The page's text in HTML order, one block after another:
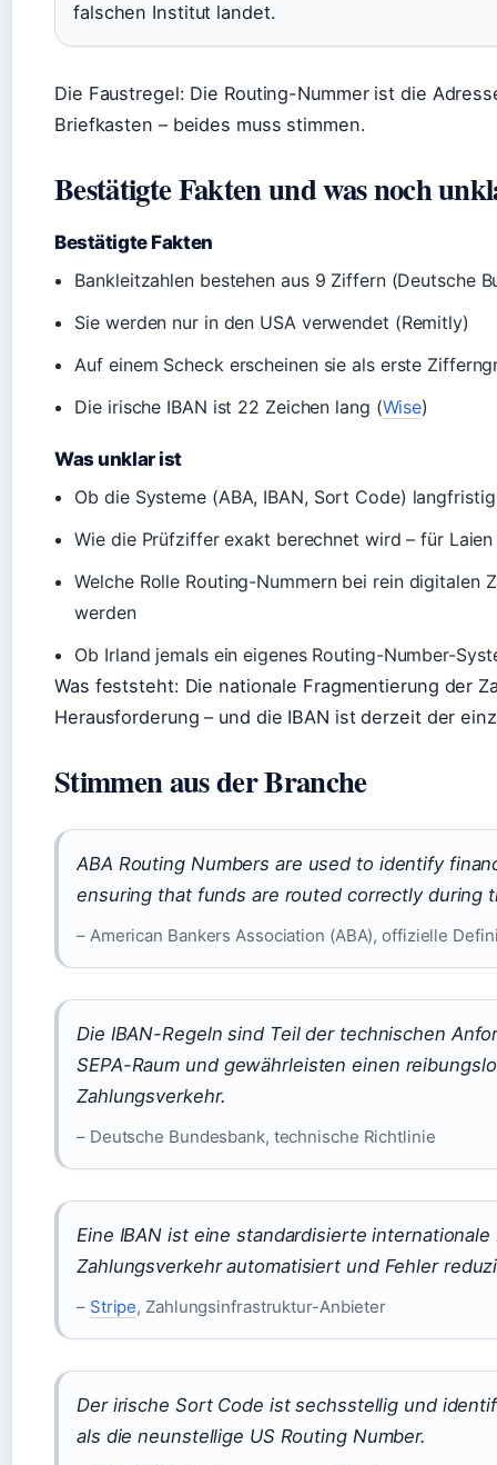
falschen Institut landet.
Die Faustregel: Die Routing-Nummer ist die
Briefkasten – beides muss stimmen.
Bestätigte Fakten und was noch
Bestätigte Fakten
Bankleitzahlen bestehen aus 9 Ziffern (Deutsche
Sie werden nur in den USA verwendet (Remitly)
Auf einem Scheck erscheinen sie als erste
Die irische IBAN ist 22 Zeichen lang (Wise)
Was unklar ist
Ob die Systeme (ABA, IBAN, Sort Code)
Wie die Prüfziffer exakt berechnet wird – für
Welche Rolle Routing-Nummern bei rein digitalen
werden
Ob Irland jemals ein eigenes Routing-Number-
Was feststeht: Die nationale Fragmentierung der
Herausforderung – und die IBAN ist derzeit der
Stimmen aus der Branche
ABA Routing Numbers are used to identify
ensuring that funds are routed correctly during
– American Bankers Association (ABA), offizielle
Die IBAN-Regeln sind Teil der technischen
SEPA-Raum und gewährleisten einen
Zahlungsverkehr.
– Deutsche Bundesbank, technische Richtlinie
Eine IBAN ist eine standardisierte
Zahlungsverkehr automatisiert und Fehler
– Stripe, Zahlungsinfrastruktur-Anbieter
Der irische Sort Code ist sechsstellig und
als die neunstellige US Routing Number.